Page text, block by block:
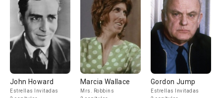
John Howard
Estrellas Invitadas
Marcia Wallace
Mrs. Robbins
Gordon Jump
Estrellas Invitadas